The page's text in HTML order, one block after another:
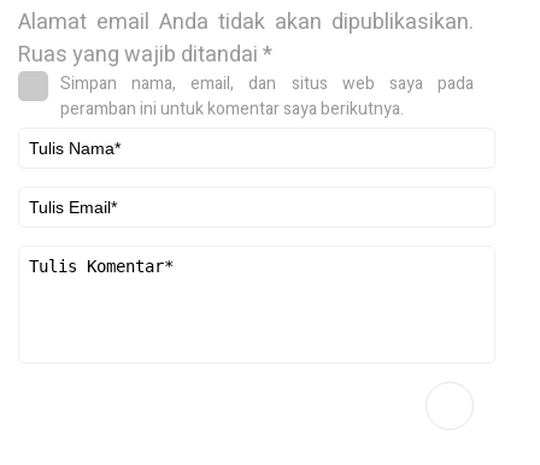
Alamat email Anda tidak akan dipublikasikan.
Ruas yang wajib ditandai*
Simpan nama, email, dan situs web saya pada
peramban ini untuk komentar saya berikutnya.